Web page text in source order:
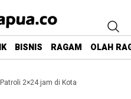
BISNIS RAGAM OLAH
2×24 jam di Kota